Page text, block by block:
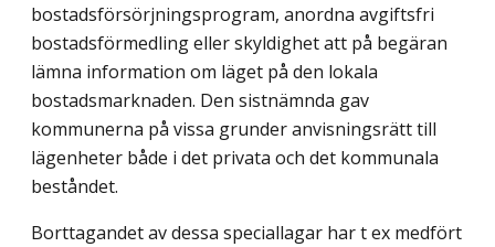
bostadsförsörjningsprogram, anordna avgiftsfri
bostadsförmedling eller skyldighet att på begäran
lämna information om läget på den lokala
bostadsmarknaden. Den sistnämnda gav
kommunerna på vissa grunder anvisningsrätt till
lägenheter både i det privata och det kommunala
beståndet.
Borttagandet av dessa speciallagar har t ex medfört